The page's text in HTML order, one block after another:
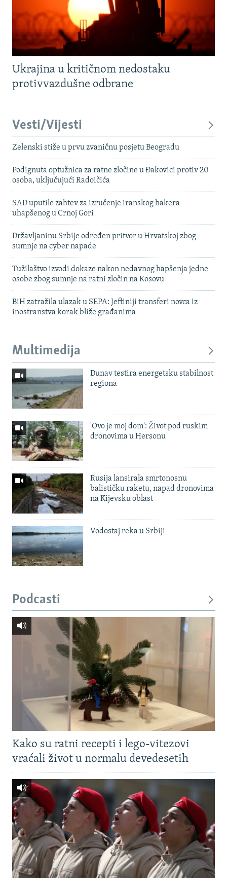
Ukrajina u kritičnom nedostaku
protivvazdušne odbrane
Vesti/Vijesti
Zelenski stiže u prvu zvaničnu posjetu Beogradu
Podignuta optužnica za ratne zločine u Đakovici protiv 20
osoba, uključujući Radoičića
SAD uputile zahtev za izručenje iranskog hakera
uhapšenog u Crnoj Gori
Državljaninu Srbije određen pritvor u Hrvatskoj zbog
sumnje na cyber napade
Tužilaštvo izvodi dokaze nakon nedavnog hapšenja jedne
osobe zbog sumnje na ratni zločin na Kosovu
BiH zatražila ulazak u SEPA: Jeftiniji transferi novca iz
inostranstva korak bliže građanima
Multimedija
Dunav testira energetsku stabilnost
regiona
'Ovo je moj dom': Život pod ruskim
dronovima u Hersonu
Rusija lansirala smrtonosnu
balističku raketu, napad dronovima
na Kijevsku oblast
Vodostaj reka u Srbiji
Podcasti
Kako su ratni recepti i lego-vitezovi
vraćali život u normalu devedesetih